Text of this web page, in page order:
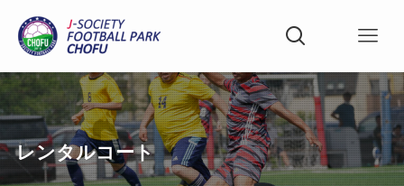
レンタルコート